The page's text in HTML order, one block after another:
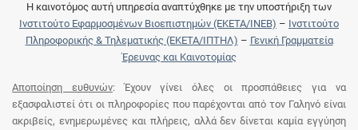
Η καινοτόμος αυτή υπηρεσία αναπτύχθηκε με την υποστήριξη των
Ινστιτούτο Εφαρμοσμένων Βιοεπιστημών (ΕΚΕΤΑ/ΙΝΕΒ) – Ινστιτούτο
Πληροφορικής & Τηλεματικής (ΕΚΕΤΑ/ΙΠΤΗΛ) – Γενική Γραμματεία
Έρευνας και Καινοτομίας
Αποποίηση ευθυνών: Έχουν γίνει όλες οι προσπάθειες για να
εξασφαλιστεί ότι οι πληροφορίες που παρέχονται από τον Γαληνό είναι
ακριβείς, ενημερωμένες και πλήρεις, αλλά δεν δίνεται καμία εγγύηση